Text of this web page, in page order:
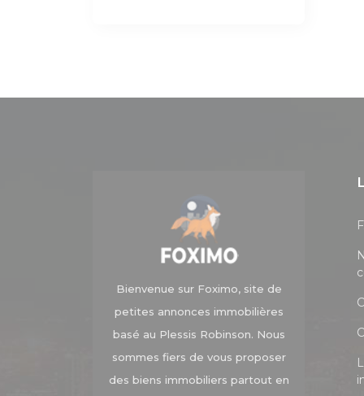
Bienvenue sur Foximo, site de
petites annonces immobilières
basé au Plessis Robinson. Nous
sommes fiers de vous proposer
des biens immobiliers partout en